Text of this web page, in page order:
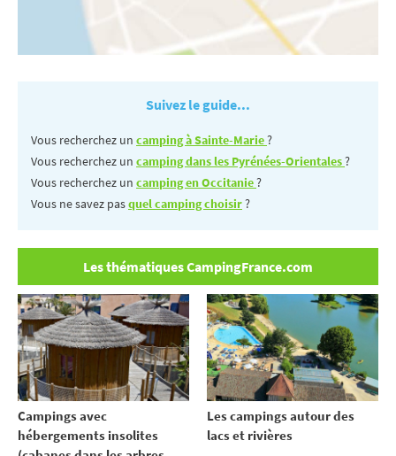
Suivez le guide...
Vous recherchez un camping à Sainte-Marie?
Vous recherchez un camping dans les Pyrénées-Orientales?
Vous recherchez un camping en Occitanie?
Vous ne savez pasquel camping choisir?
Les thématiques CampingFrance.com
Campings avec
hébergements insolites
Les campings autour des
lacs et rivières